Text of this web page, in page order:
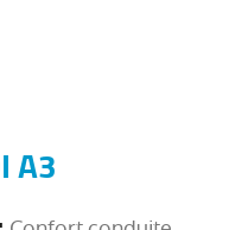
A3